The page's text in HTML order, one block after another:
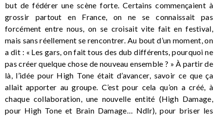
but de fédérer une scène forte. Certains commençaient à
grossir partout en France, on ne se connaissait pas
forcément entre nous, on se croisait vite fait en festival,
mais sans réellement se rencontrer. Au bout d’un moment, on
a dit : « Les gars, on fait tous des dub différents, pourquoi ne
pas créer quelque chose de nouveau ensemble ? » À partir de
là, l’idée pour High Tone était d’avancer, savoir ce que ça
allait apporter au groupe. C’est pour cela qu’on a créé, à
chaque collaboration, une nouvelle entité (High Damage,
pour High Tone et Brain Damage… Ndlr), pour briser les